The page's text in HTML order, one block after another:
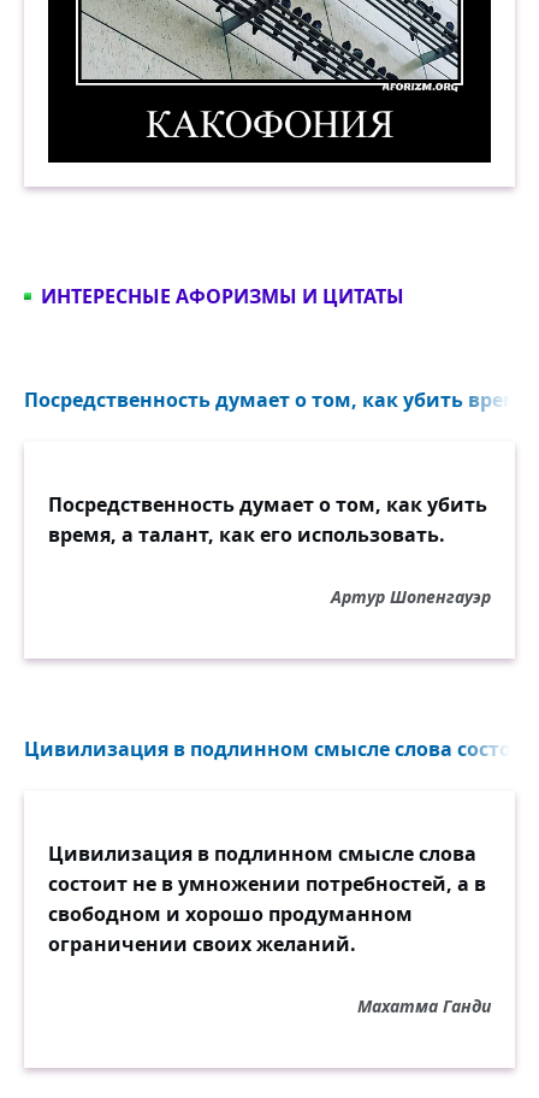
ИНТЕРЕСНЫЕ АФОРИЗМЫ И ЦИТАТЫ
Посредственность думает о том, как убить
Посредственность думает о том, как убить
время, а талант, как его использовать.
Артур Шопенгауэр
Цивилизация в подлинном смысле слова
Цивилизация в подлинном смысле слова
состоит не в умножении потребностей, а в
свободном и хорошо продуманном
ограничении своих желаний.
Махатма Ганди